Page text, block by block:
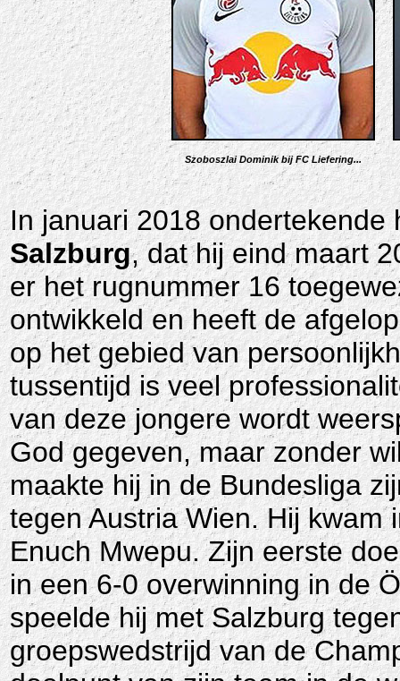
Szoboszlai Dominik bij FC Liefering...
In januari 2018
Salzburg, dat hij eind maart
er het rugnummer 16
ontwikkeld en heeft de
op het gebied van
tussentijd is veel
van deze jongere wordt
God gegeven, maar zonder
maakte hij in de Bundesliga
tegen Austria Wien. Hij kwam
Enuch Mwepu. Zijn eerste
in een 6-0 overwinning in de
speelde hij met Salzburg
groepswedstrijd van de